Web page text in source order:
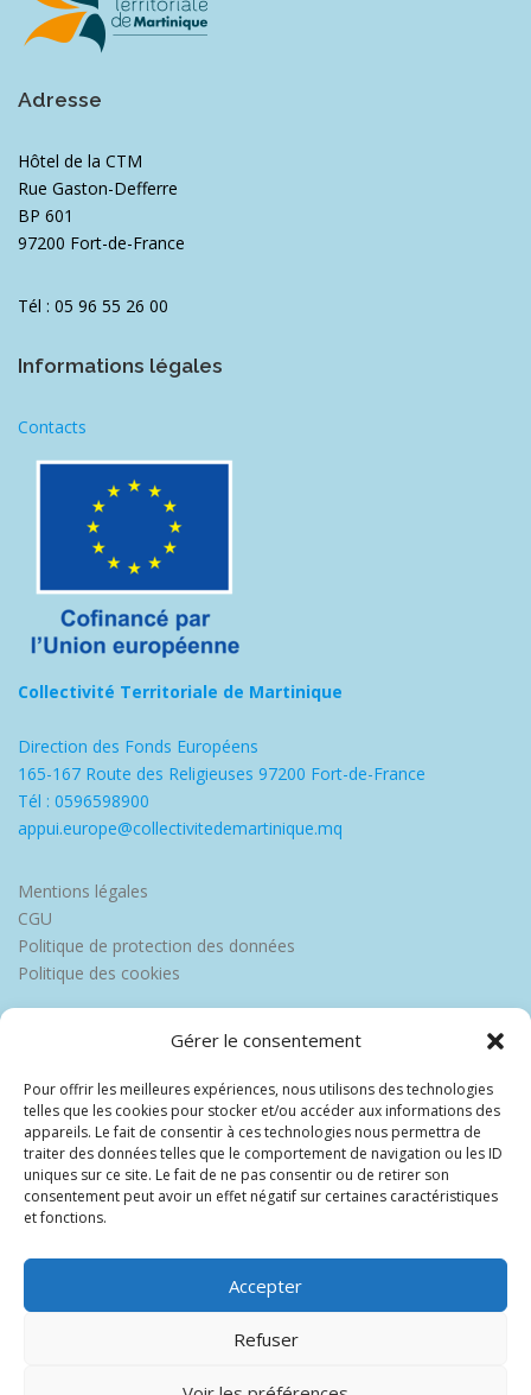
Gérer le consentement
Pour offrir les meilleures expériences, nous utilisons des technologies
telles que les cookies pour stocker et/ou accéder aux informations des
appareils. Le fait de consentir à ces technologies nous permettra de
traiter des données telles que le comportement de navigation ou les ID
uniques sur ce site. Le fait de ne pas consentir ou de retirer son
consentement peut avoir un effet négatif sur certaines caractéristiques
et fonctions.
Accepter
Refuser
Adresse
Hôtel de la CTM
Rue Gaston-Defferre
BP 601
97200 Fort-de-France
Tél : 05 96 55 26 00
Informations légales
Contacts
Collectivité Territoriale de Martinique
Direction des Fonds Européens
165-167 Route des Religieuses 97200 Fort-de-France
Tél : 0596598900
appui.europe@collectivitedemartinique.mq
Mentions légales
CGU
Politique de protection des données
Politique des cookies